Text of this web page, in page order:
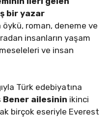
bir yazar
öykü, roman, deneme ve
insanların yaşam
ve insan
Türk edebiyatına
Bener ailesinin ikinci
birçok eseriyle Everest